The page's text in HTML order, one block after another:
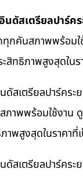
ดัสเตรียลปาร์ค
ทุกคันสภาพพร้อม
สิทธิภาพสูงสุดในร
สเตรียลปาร์คระ
ภาพพร้อมใช้งาน
าพสูงสุดในราคาที่
สเตรียลปาร์คระ